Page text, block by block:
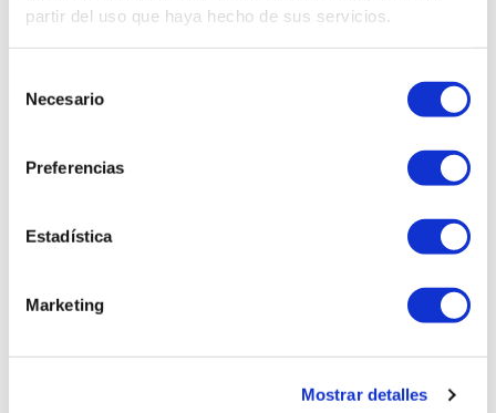
partir del uso que haya hecho de sus servicios.
Necesario
Preferencias
Estadística
Marketing
Mostrar detalles
Productos relacionados